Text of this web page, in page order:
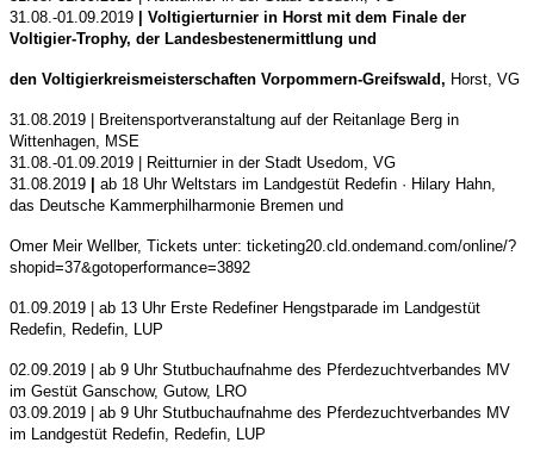
31.08.-01.09.2019 | Voltigierturnier in Horst mit dem Finale der
Voltigier-Trophy, der Landesbestenermittlung und
den Voltigierkreismeisterschaften Vorpommern-Greifswald, Horst, VG
31.08.2019 | Breitensportveranstaltung auf der Reitanlage Berg in
Wittenhagen, MSE
31.08.-01.09.2019 | Reitturnier in der Stadt Usedom, VG
31.08.2019 | ab 18 Uhr Weltstars im Landgestüt Redefin · Hilary Hahn,
das Deutsche Kammerphilharmonie Bremen und
Omer Meir Wellber, Tickets unter: ticketing20.cld.ondemand.com/online/?
shopid=37&gotoperformance=3892
01.09.2019 | ab 13 Uhr Erste Redefiner Hengstparade im Landgestüt
Redefin, Redefin, LUP
02.09.2019 | ab 9 Uhr Stutbuchaufnahme des Pferdezuchtverbandes MV
im Gestüt Ganschow, Gutow, LRO
03.09.2019 | ab 9 Uhr Stutbuchaufnahme des Pferdezuchtverbandes MV
im Landgestüt Redefin, Redefin, LUP